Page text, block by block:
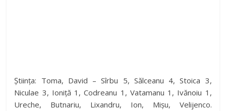
Știința: Toma, David – Sîrbu 5, Sălceanu 4, Stoica 3,
Niculae 3, Ioniță 1, Codreanu 1, Vatamanu 1, Ivănoiu 1,
Ureche, Butnariu, Lixandru, Ion, Mișu, Velijenco.